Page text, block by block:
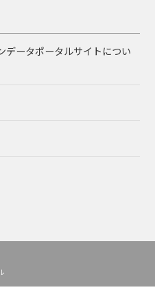
データポータルサイトについ